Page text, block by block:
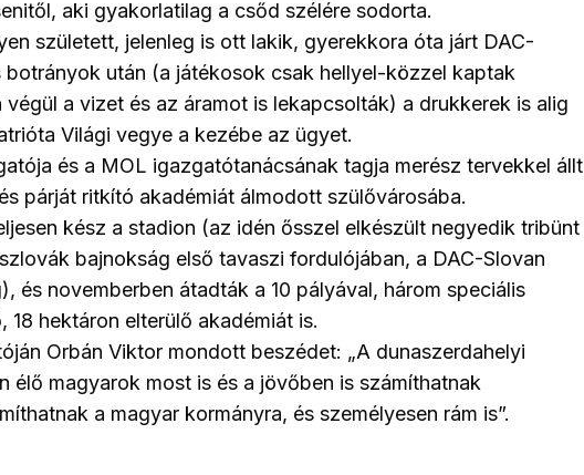
aki gyakorlatilag a csőd szélére sodorta.
született, jelenleg is ott lakik, gyerekkora óta járt DAC-
botrányok után (a játékosok csak hellyel-közzel kaptak
a vizet és az áramot is lekapcsolták) a drukkerek is alig
Világi vegye a kezébe az ügyet.
és a MOL igazgatótanácsának tagja merész tervekkel állt
párját ritkító akadémiát álmodott szülővárosába.
kész a stadion (az idén ősszel elkészült negyedik tribünt
bajnokság első tavaszi fordulójában, a DAC-Slovan
és novemberben átadták a 10 pályával, három speciális
18 hektáron elterülő akadémiát is.
Orbán Viktor mondott beszédet: „A dunaszerdahelyi
élő magyarok most is és a jövőben is számíthatnak
a magyar kormányra, és személyesen rám is”.